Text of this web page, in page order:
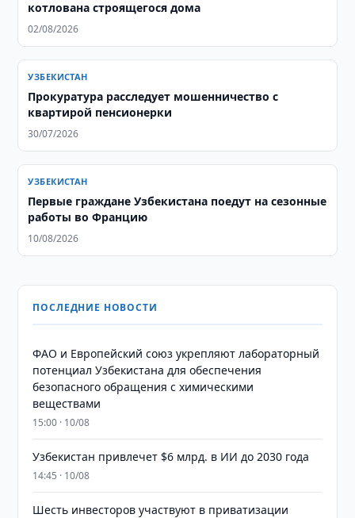
котлована строящегося дома
02/08/2026
УЗБЕКИСТАН
Прокуратура расследует мошенничество с
квартирой пенсионерки
30/07/2026
УЗБЕКИСТАН
Первые граждане Узбекистана поедут на сезонные
работы во Францию
10/08/2026
ПОСЛЕДНИЕ НОВОСТИ
ФАО и Европейский союз укрепляют лабораторный
потенциал Узбекистана для обеспечения
безопасного обращения с химическими
веществами
15:00 · 10/08
Узбекистан привлечет $6 млрд. в ИИ до 2030 года
14:45 · 10/08
Шесть инвесторов участвуют в приватизации